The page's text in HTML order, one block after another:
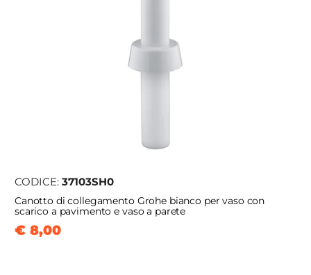
CODICE: 37103SH0
Canotto di collegamento Grohe bianco per vaso con
scarico a pavimento e vaso a parete
€ 8,00